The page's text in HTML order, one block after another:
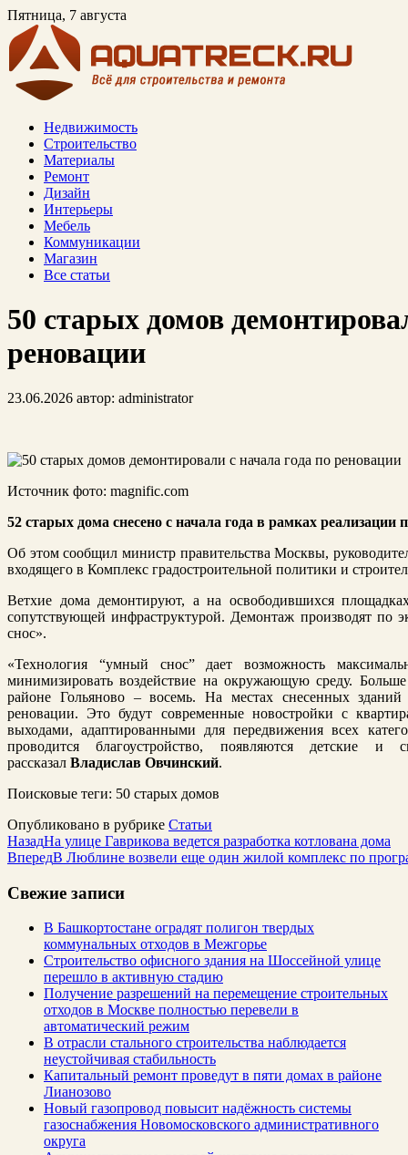
Пятница, 7 августа
Недвижимость
Строительство
Материалы
Ремонт
Дизайн
Интерьеры
Мебель
Коммуникации
Магазин
Все статьи
50 старых домов
реновации
23.06.2026 автор: administrator
Источник фото: magnific.com
52 старых дома снесено с начала года в рамках
Об этом сообщил министр правительства Москвы,
входящего в Комплекс градостроительной политики и
Ветхие дома демонтируют, а на освободившихся
сопутствующей инфраструктурой. Демонтаж производят по
снос».
«Технология
“умный снос”
дает возможность
минимизировать воздействие на окружающую среду.
районе Гольяново – восемь. На местах снесенных
реновации. Это будут современные новостройки с
выходами, адаптированными для передвижения всех
проводится благоустройство, появляются детские
рассказал Владислав Овчинский.
Поисковые теги: 50 старых домов
Опубликовано в рубрике Статьи
НазадНа улице Гаврикова ведется разработка котлована дома
ВпередВ Люблине возвели еще один жилой комплекс по
Свежие записи
В Башкортостане оградят полигон твердых
коммунальных отходов в Межгорье
Строительство офисного здания на Шоссейной улице
перешло в активную стадию
Получение разрешений на перемещение строительных
отходов в Москве полностью перевели в
автоматический режим
В отрасли стального строительства наблюдается
неустойчивая стабильность
Капитальный ремонт проведут в пяти домах в районе
Лианозово
Новый газопровод повысит надёжность системы
газоснабжения Новомосковского административного
округа